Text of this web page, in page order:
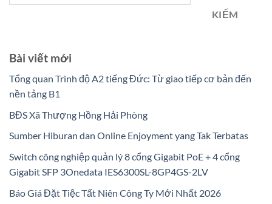
KIẾM
Bài viết mới
Tổng quan Trình độ A2 tiếng Đức: Từ giao tiếp cơ bản đến
nền tảng B1
BĐS Xã Thượng Hồng Hải Phòng
Sumber Hiburan dan Online Enjoyment yang Tak Terbatas
Switch công nghiệp quản lý 8 cổng Gigabit PoE + 4 cổng
Gigabit SFP 3Onedata IES6300SL-8GP4GS-2LV
Báo Giá Đặt Tiệc Tất Niên Công Ty Mới Nhất 2026